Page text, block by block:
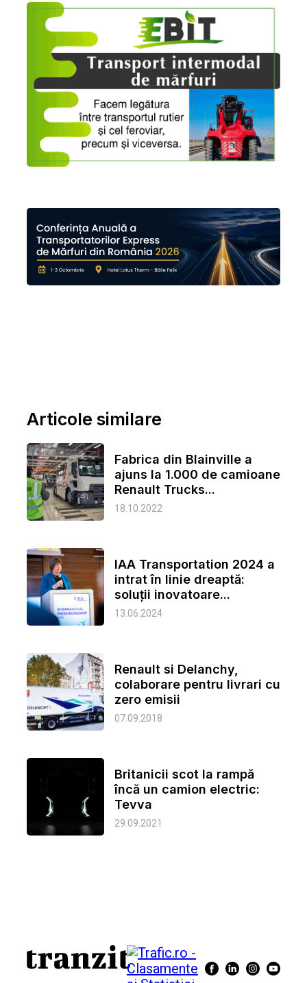
Articole similare
Fabrica din Blainville a
ajuns la 1.000 de camioane
Renault Trucks...
18.10.2022
IAA Transportation 2024 a
intrat în linie dreaptă:
soluții inovatoare...
13.06.2024
Renault si Delanchy,
colaborare pentru livrari cu
zero emisii
07.09.2018
Britanicii scot la rampă
încă un camion electric:
Tevva
29.09.2021